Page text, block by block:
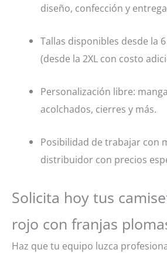
diseño, confección y
Tallas disponibles desde la
(desde la 2XL con costo
Personalización libre:
acolchados, cierres y más.
Posibilidad de trabajar con
distribuidor con precios
Solicita hoy tus
rojo con franjas
Haz que tu equipo luzca